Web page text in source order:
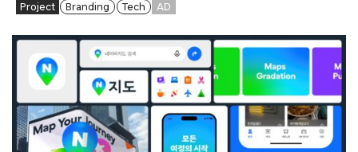
Project Branding Tech AD